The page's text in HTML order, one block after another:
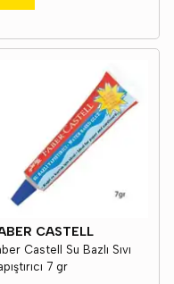
CASTELL
Castell Su Bazlı Sıvı
7 gr